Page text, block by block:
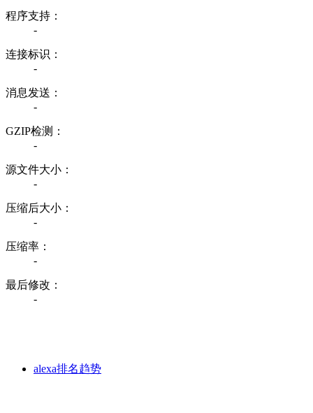
程序支持：
-
连接标识：
-
消息发送：
-
GZIP检测：
-
源文件大小：
-
压缩后大小：
-
压缩率：
-
最后修改：
-
alexa排名趋势